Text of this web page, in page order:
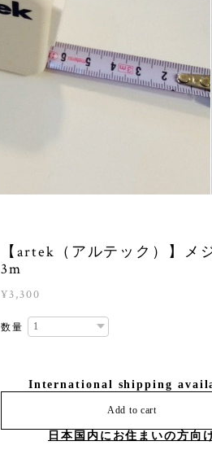
【artek（アルテック）】メ
3m
¥3,300
数量
International shipping
Add to cart
日本国内にお住まいの方向